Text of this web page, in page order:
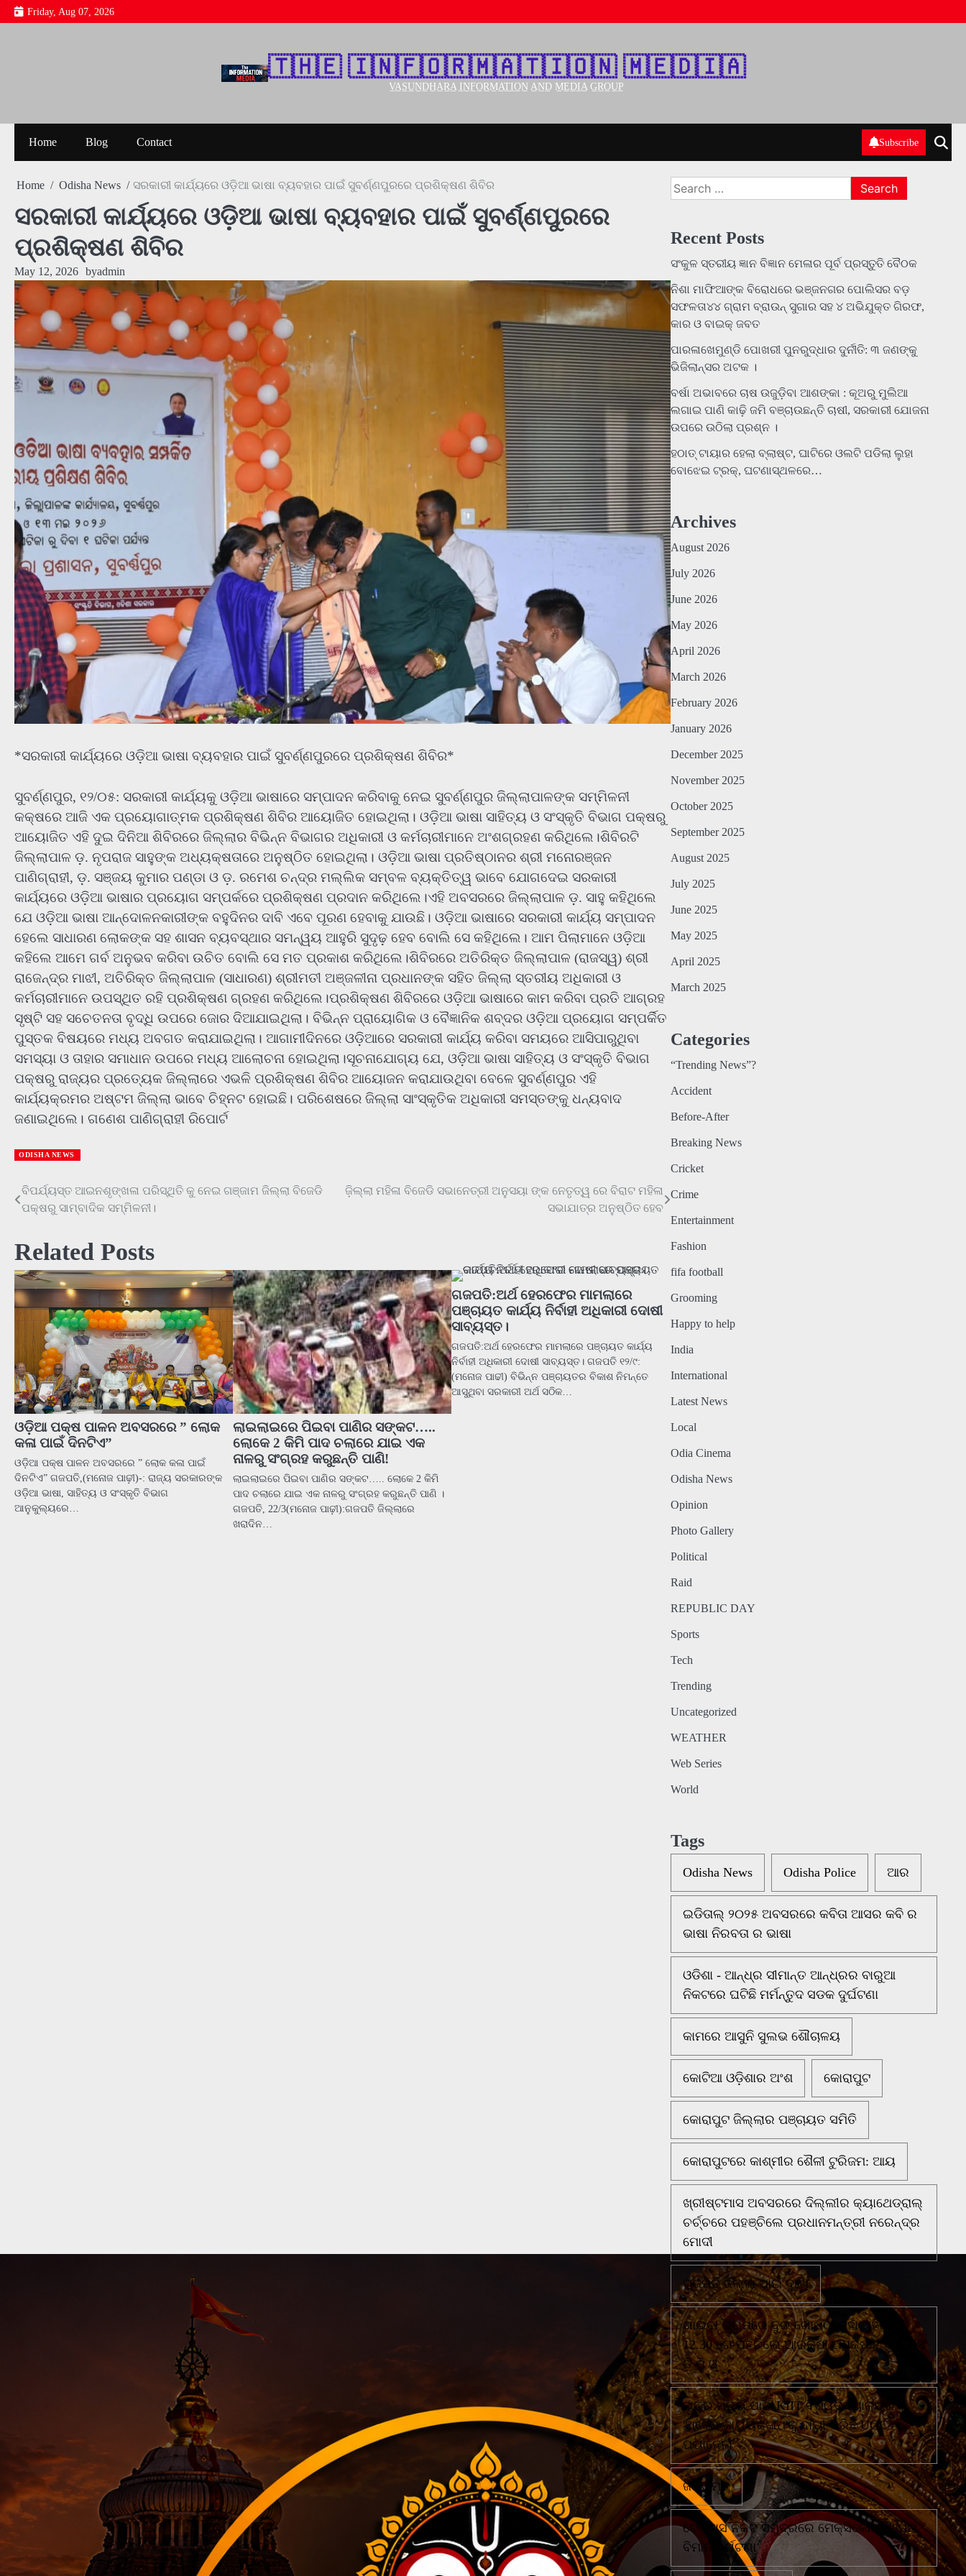
Skip
to
Friday, Aug 07, 2026
🇹‌🇭‌🇪‌ 🇮‌🇳‌🇫‌🇴‌🇷‌🇲‌🇦‌🇹‌🇮‌🇴‌🇳‌ 🇲‌🇪‌🇩‌🇮‌🇦‌
V̲A̲S̲U̲N̲D̲H̲A̲R̲A̲ I̲N̲F̲O̲R̲M̲A̲T̲I̲O̲N̲ A̲N̲D̲ M̲E̲D̲I̲A̲ G̲R̲O̲U̲P̲
Home Blog Contact Subscribe
Home Odisha News ସରକାରୀ କାର୍ଯ୍ୟରେ ଓଡ଼ିଆ ଭାଷା ବ୍ୟବହାର ପାଇଁ ସୁବର୍ଣ୍ଣପୁରରେ ପ୍ରଶିକ୍ଷଣ ଶିବିର
ସରକାରୀ କାର୍ଯ୍ୟରେ ଓଡ଼ିଆ ଭାଷା ବ୍ୟବହାର ପାଇଁ ସୁବର୍ଣ୍ଣପୁରରେ
ପ୍ରଶିକ୍ଷଣ ଶିବିର
May 12, 2026 byadmin
*ସରକାରୀ କାର୍ଯ୍ୟରେ ଓଡ଼ିଆ ଭାଷା ବ୍ୟବହାର ପାଇଁ ସୁବର୍ଣ୍ଣପୁରରେ ପ୍ରଶିକ୍ଷଣ ଶିବିର*
ସୁବର୍ଣ୍ଣପୁର, ୧୨/୦୫: ସରକାରୀ କାର୍ଯ୍ୟକୁ ଓଡ଼ିଆ ଭାଷାରେ ସମ୍ପାଦନ କରିବାକୁ ନେଇ ସୁବର୍ଣ୍ଣପୁର ଜିଲ୍ଲାପାଳଙ୍କ ସମ୍ମିଳନୀ
କକ୍ଷରେ ଆଜି ଏକ ପ୍ରୟୋଗାତ୍ମକ ପ୍ରଶିକ୍ଷଣ ଶିବିର ଆୟୋଜିତ ହୋଇଥିଲା। ଓଡ଼ିଆ ଭାଷା ସାହିତ୍ୟ ଓ ସଂସ୍କୃତି ବିଭାଗ ପକ୍ଷରୁ
ଆୟୋଜିତ ଏହି ଦୁଇ ଦିନିଆ ଶିବିରରେ ଜିଲ୍ଲାର ବିଭିନ୍ନ ବିଭାଗର ଅଧିକାରୀ ଓ କର୍ମଚାରୀମାନେ ଅଂଶଗ୍ରହଣ କରିଥିଲେ।ଶିବିରଟି
ଜିଲ୍ଲାପାଳ ଡ଼. ନୃପରାଜ ସାହୁଙ୍କ ଅଧ୍ୟକ୍ଷତାରେ ଅନୁଷ୍ଠିତ ହୋଇଥିଲା। ଓଡ଼ିଆ ଭାଷା ପ୍ରତିଷ୍ଠାନର ଶ୍ରୀ ମନୋରଞ୍ଜନ
ପାଣିଗ୍ରାହୀ, ଡ଼. ସଞ୍ଜୟ କୁମାର ପଣ୍ଡା ଓ ଡ଼. ରମେଶ ଚନ୍ଦ୍ର ମଲ୍ଲିକ ସମ୍ବଳ ବ୍ୟକ୍ତିତ୍ୱ ଭାବେ ଯୋଗଦେଇ ସରକାରୀ
କାର୍ଯ୍ୟରେ ଓଡ଼ିଆ ଭାଷାର ପ୍ରୟୋଗ ସମ୍ପର୍କରେ ପ୍ରଶିକ୍ଷଣ ପ୍ରଦାନ କରିଥିଲେ।ଏହି ଅବସରରେ ଜିଲ୍ଲାପାଳ ଡ଼. ସାହୁ କହିଥିଲେ
ଯେ ଓଡ଼ିଆ ଭାଷା ଆନ୍ଦୋଳନକାରୀଙ୍କ ବହୁଦିନର ଦାବି ଏବେ ପୂରଣ ହେବାକୁ ଯାଉଛି। ଓଡ଼ିଆ ଭାଷାରେ ସରକାରୀ କାର୍ଯ୍ୟ ସମ୍ପାଦନ
ହେଲେ ସାଧାରଣ ଲୋକଙ୍କ ସହ ଶାସନ ବ୍ୟବସ୍ଥାର ସମନ୍ୱୟ ଆହୁରି ସୁଦୃଢ଼ ହେବ ବୋଲି ସେ କହିଥିଲେ। ଆମ ପିଲାମାନେ ଓଡ଼ିଆ
କହିଲେ ଆମେ ଗର୍ବ ଅନୁଭବ କରିବା ଉଚିତ ବୋଲି ସେ ମତ ପ୍ରକାଶ କରିଥିଲେ।ଶିବିରରେ ଅତିରିକ୍ତ ଜିଲ୍ଲାପାଳ (ରାଜସ୍ୱ) ଶ୍ରୀ
ରାଜେନ୍ଦ୍ର ମାଝୀ, ଅତିରିକ୍ତ ଜିଲ୍ଲାପାଳ (ସାଧାରଣ) ଶ୍ରୀମତୀ ଅଞ୍ଜଳୀନା ପ୍ରଧାନଙ୍କ ସହିତ ଜିଲ୍ଲା ସ୍ତରୀୟ ଅଧିକାରୀ ଓ
କର୍ମଚାରୀମାନେ ଉପସ୍ଥିତ ରହି ପ୍ରଶିକ୍ଷଣ ଗ୍ରହଣ କରିଥିଲେ।ପ୍ରଶିକ୍ଷଣ ଶିବିରରେ ଓଡ଼ିଆ ଭାଷାରେ କାମ କରିବା ପ୍ରତି ଆଗ୍ରହ
ସୃଷ୍ଟି ସହ ସଚେତନତା ବୃଦ୍ଧି ଉପରେ ଜୋର ଦିଆଯାଇଥିଲା। ବିଭିନ୍ନ ପ୍ରାୟୋଗିକ ଓ ବୈଜ୍ଞାନିକ ଶବ୍ଦର ଓଡ଼ିଆ ପ୍ରୟୋଗ ସମ୍ପର୍କିତ
ପୁସ୍ତକ ବିଷୟରେ ମଧ୍ୟ ଅବଗତ କରାଯାଇଥିଲା। ଆଗାମୀଦିନରେ ଓଡ଼ିଆରେ ସରକାରୀ କାର୍ଯ୍ୟ କରିବା ସମୟରେ ଆସିପାରୁଥିବା
ସମସ୍ୟା ଓ ତାହାର ସମାଧାନ ଉପରେ ମଧ୍ୟ ଆଲୋଚନା ହୋଇଥିଲା।ସୂଚନାଯୋଗ୍ୟ ଯେ, ଓଡ଼ିଆ ଭାଷା ସାହିତ୍ୟ ଓ ସଂସ୍କୃତି ବିଭାଗ
ପକ୍ଷରୁ ରାଜ୍ୟର ପ୍ରତ୍ୟେକ ଜିଲ୍ଲାରେ ଏଭଳି ପ୍ରଶିକ୍ଷଣ ଶିବିର ଆୟୋଜନ କରାଯାଉଥିବା ବେଳେ ସୁବର୍ଣ୍ଣପୁର ଏହି
କାର୍ଯ୍ୟକ୍ରମର ଅଷ୍ଟମ ଜିଲ୍ଲା ଭାବେ ଚିହ୍ନଟ ହୋଇଛି। ପରିଶେଷରେ ଜିଲ୍ଲା ସାଂସ୍କୃତିକ ଅଧିକାରୀ ସମସ୍ତଙ୍କୁ ଧନ୍ୟବାଦ
ଜଣାଇଥିଲେ। ଗଣେଶ ପାଣିଗ୍ରାହୀ ରିପୋର୍ଟ
ODISHA NEWS
Post
navigation
ବିପର୍ଯ୍ୟସ୍ତ ଆଇନଶୃଙ୍ଖଳା ପରିସ୍ଥିତି କୁ ନେଇ ଗଞ୍ଜାମ ଜିଲ୍ଲା ବିଜେଡି
ପକ୍ଷରୁ ସାମ୍ବାଦିକ ସମ୍ମିଳନୀ।
ଜ଼ିଲ୍ଲା ମହିଳା ବିଜେଡି ସଭାନେତ୍ରୀ ଅନୁସୟା ଙ୍କ ନେତୃତ୍ୱ ରେ ବିରାଟ ମହିଳା
ସଭାଯାତ୍ର ଅନୁଷ୍ଠିତ ହେବ
Related Posts
ଓଡ଼ିଆ ପକ୍ଷ ପାଳନ ଅବସରରେ ” ଲୋକ
କଳା ପାଇଁ ଦିନଟିଏ”
ଓଡ଼ିଆ ପକ୍ଷ ପାଳନ ଅବସରରେ ” ଲୋକ କଳା ପାଇଁ
ଦିନଟିଏ” ଗଜପତି,(ମନୋଜ ପାଢ଼ୀ)-: ରାଜ୍ୟ ସରକାରଙ୍କ
ଓଡ଼ିଆ ଭାଷା, ସାହିତ୍ୟ ଓ ସଂସ୍କୃତି ବିଭାଗ
ଆନୁକୁଲ୍ୟରେ…
ଲାଇଲାଇରେ ପିଇବା ପାଣିର ସଙ୍କଟ…..
ଲୋକେ 2 କିମି ପାଦ ଚଲାରେ ଯାଇ ଏକ
ନାଳରୁ ସଂଗ୍ରହ କରୁଛନ୍ତି ପାଣି!
ଲାଇଲାଇରେ ପିଇବା ପାଣିର ସଙ୍କଟ….. ଲୋକେ 2 କିମି
ପାଦ ଚଲାରେ ଯାଇ ଏକ ନାଳରୁ ସଂଗ୍ରହ କରୁଛନ୍ତି ପାଣି ।
ଗଜପତି, 22/3(ମନୋଜ ପାଢ଼ୀ):ଗଜପତି ଜିଲ୍ଲାରେ
ଖରାଦିନ…
ଗଜପତି:ଅର୍ଥ ହେରଫେର ମାମଲାରେ
ପଞ୍ଚାୟତ କାର୍ଯ୍ୟ ନିର୍ବାହୀ ଅଧିକାରୀ ଦୋଷୀ
ସାବ୍ୟସ୍ତ।
ଗଜପତି:ଅର୍ଥ ହେରଫେର ମାମଲାରେ ପଞ୍ଚାୟତ କାର୍ଯ୍ୟ
ନିର୍ବାହୀ ଅଧିକାରୀ ଦୋଷୀ ସାବ୍ୟସ୍ତ। ଗଜପତି ୧୨/୯:
(ମନୋଜ ପାଢୀ) ବିଭିନ୍ନ ପଞ୍ଚାୟତର ବିକାଶ ନିମନ୍ତେ
ଆସୁଥିବା ସରକାରୀ ଅର୍ଥ ସଠିକ…
Search
for:
Recent Posts
ସଂକୁଳ ସ୍ତରୀୟ ଜ୍ଞାନ ବିଜ୍ଞାନ ମେଳାର ପୂର୍ବ ପ୍ରସ୍ତୁତି ବୈଠକ
ନିଶା ମାଫିଆଙ୍କ ବିରୋଧରେ ଭଞ୍ଜନଗର ପୋଲିସର ବଡ଼
ସଫଳତା୪୪ ଗ୍ରାମ ବ୍ରାଉନ୍ ସୁଗାର ସହ ୪ ଅଭିଯୁକ୍ତ ଗିରଫ,
କାର ଓ ବାଇକ୍ ଜବତ
ପାରଳାଖେମୁଣ୍ଡି ପୋଖରୀ ପୁନରୁଦ୍ଧାର ଦୁର୍ନୀତି: ୩ ଜଣଙ୍କୁ
ଭିଜିଲାନ୍ସର ଅଟକ ।
ବର୍ଷା ଅଭାବରେ ଚାଷ ଉଜୁଡ଼ିବା ଆଶଙ୍କା : କୂଅରୁ ମୁଲିଆ
ଲଗାଇ ପାଣି କାଢ଼ି ଜମି ବଞ୍ଚାଉଛନ୍ତି ଚାଷୀ, ସରକାରୀ ଯୋଜନା
ଉପରେ ଉଠିଲା ପ୍ରଶ୍ନ ।
ହଠାତ୍‌ ଟାୟାର ହେଲା ବ୍ଲାଷ୍ଟ, ଘାଟିରେ ଓଲଟି ପଡିଲା ଲୁହା
ବୋଝେଇ ଟ୍ରକ୍‌, ଘଟଣାସ୍ଥଳରେ…
Archives
August 2026
July 2026
June 2026
May 2026
April 2026
March 2026
February 2026
January 2026
December 2025
November 2025
October 2025
September 2025
August 2025
July 2025
June 2025
May 2025
April 2025
March 2025
Categories
“Trending News”?
Accident
Before-After
Breaking News
Cricket
Crime
Entertainment
Fashion
fifa football
Grooming
Happy to help
India
International
Latest News
Local
Odia Cinema
Odisha News
Opinion
Photo Gallery
Political
Raid
REPUBLIC DAY
Sports
Tech
Trending
Uncategorized
WEATHER
Web Series
World
Tags
Odisha News Odisha Police ଆର
ଇଡିତାଲ୍ ୨୦୨୫ ଅବସରରେ କବିତା ଆସର କବି ର
ଭାଷା ନିରବତା ର ଭାଷା
ଓଡିଶା - ଆନ୍ଧ୍ର ସୀମାନ୍ତ ଆନ୍ଧ୍ରର ବାରୁଆ
ନିକଟରେ ଘଟିଛି ମର୍ମନ୍ତୁଦ ସଡକ ଦୁର୍ଘଟଣା
କାମରେ ଆସୁନି ସୁଲଭ ଶୌଚାଳୟ
କୋଟିଆ ଓଡ଼ିଶାର ଅଂଶ କୋରାପୁଟ
କୋରାପୁଟ ଜିଲ୍ଲାର ପଞ୍ଚାୟତ ସମିତି
କୋରାପୁଟରେ କାଶ୍ମୀର ଶୈଳୀ ଟୁରିଜମ: ଆୟ
ଖ୍ରୀଷ୍ଟମାସ ଅବସରରେ ଦିଲ୍ଲୀର କ୍ୟାଥେଡ୍ରାଲ୍
ଚର୍ଚ୍ଚରେ ପହଞ୍ଚିଲେ ପ୍ରଧାନମନ୍ତ୍ରୀ ନରେନ୍ଦ୍ର
ମୋଦୀ
ଗଜପତି ଜିଲ୍ଲା ପାଇଁ ଦୁଃଖ
ଗାଇବା ଗ୍ରାମରେ ଦୁଇ ଗୋଷ୍ଠୀ ମୁହାଁ ମୁହିଁରାତି
12.30 ରେ ପହଁଚିଲେ ଆରକ୍ଷୀ ଅଧିକ୍ଷକ ଏବଂ ଏସ
ଡି ପି ଓ
ଛାତ୍ର ମୃତ୍ୟୁ ପାଇଁ KIIT ବିଶ୍ୱବିଦ୍ୟାଳୟର
'ଅବୈଧ କାର୍ଯ୍ୟକଳାପ'କୁ ଦାୟୀ କରିଛି UGC
ପ୍ୟାନେଲ
ଜଣେ ମୃତ
ଟେକ୍ସାସ ନିକଟ ସମୁଦ୍ରରେ ମେକ୍ସିକୋ ନୌସେନା
ବିମାନ ଦୁର୍ଘଟଣା